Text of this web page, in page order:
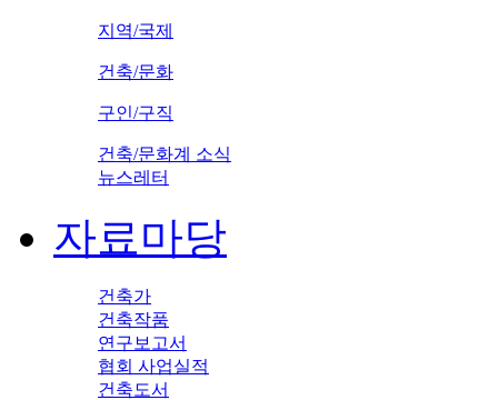
지역/국제
건축/문화
구인/구직
건축/문화계 소식
뉴스레터
자료마당
건축가
건축작품
연구보고서
협회 사업실적
건축도서